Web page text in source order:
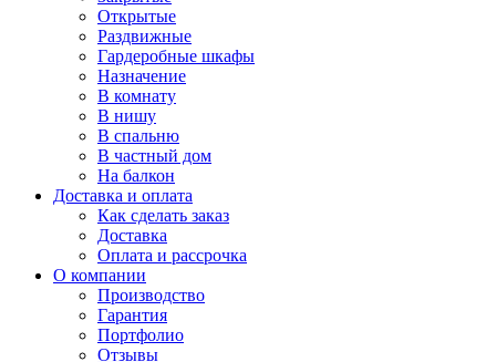
Открытые
Раздвижные
Гардеробные шкафы
Назначение
В комнату
В нишу
В спальню
В частный дом
На балкон
Доставка и оплата
Как сделать заказ
Доставка
Оплата и рассрочка
О компании
Производство
Гарантия
Портфолио
Отзывы